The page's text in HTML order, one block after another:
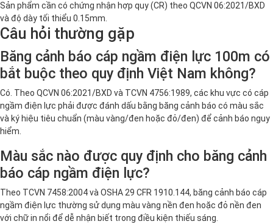
Sản phẩm cần có chứng nhận hợp quy (CR) theo QCVN 06:2021/BXD
và độ dày tối thiểu 0.15mm.
Câu hỏi thường gặp
Băng cảnh báo cáp ngầm điện lực 100m có
bắt buộc theo quy định Việt Nam không?
Có. Theo QCVN 06:2021/BXD và TCVN 4756:1989, các khu vực có cáp
ngầm điện lực phải được đánh dấu bằng băng cảnh báo có màu sắc
và ký hiệu tiêu chuẩn (màu vàng/đen hoặc đỏ/đen) để cảnh báo nguy
hiểm.
Màu sắc nào được quy định cho băng cảnh
báo cáp ngầm điện lực?
Theo TCVN 7458:2004 và OSHA 29 CFR 1910.144, băng cảnh báo cáp
ngầm điện lực thường sử dụng màu vàng nền đen hoặc đỏ nền đen
với chữ in nổi để dễ nhận biết trong điều kiện thiếu sáng.